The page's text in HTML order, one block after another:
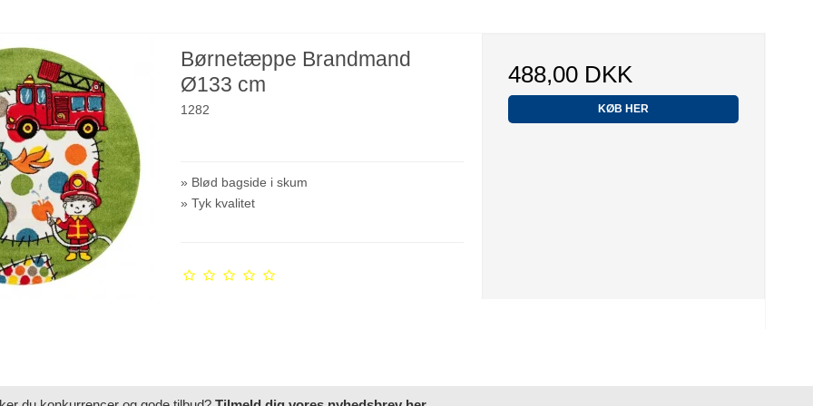
Børnetæppe Brandmand
Ø133 cm
1282
» Blød bagside i skum
» Tyk kvalitet
488,00 DKK
KØB HER